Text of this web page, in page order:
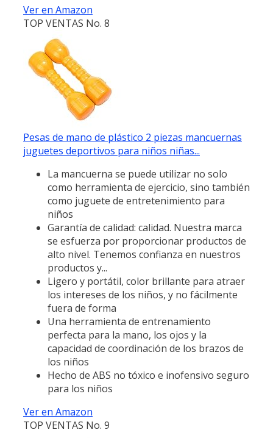
Ver en Amazon
TOP VENTAS No. 8
Pesas de mano de plástico 2 piezas mancuernas
juguetes deportivos para niños niñas...
La mancuerna se puede utilizar no solo
como herramienta de ejercicio, sino también
como juguete de entretenimiento para
niños
Garantía de calidad: calidad. Nuestra marca
se esfuerza por proporcionar productos de
alto nivel. Tenemos confianza en nuestros
productos y...
Ligero y portátil, color brillante para atraer
los intereses de los niños, y no fácilmente
fuera de forma
Una herramienta de entrenamiento
perfecta para la mano, los ojos y la
capacidad de coordinación de los brazos de
los niños
Hecho de ABS no tóxico e inofensivo seguro
para los niños
Ver en Amazon
TOP VENTAS No. 9